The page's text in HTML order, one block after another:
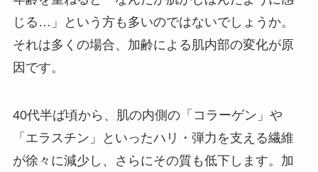
じる…」という方も多いのではないでしょうか。
それは多くの場合、加齢による肌内部の変化が原
因です。
40代半ば頃から、肌の内側の「コラーゲン」や
「エラスチン」といったハリ・弾力を支える繊維
が徐々に減少し、さらにその質も低下します。加